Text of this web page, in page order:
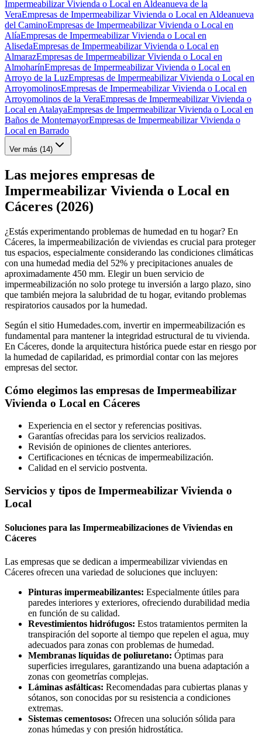
Impermeabilizar Vivienda o Local en Aldeanueva de la
VeraEmpresas de Impermeabilizar Vivienda o Local en Aldeanueva
del CaminoEmpresas de Impermeabilizar Vivienda o Local en
AlíaEmpresas de Impermeabilizar Vivienda o Local en
AlisedaEmpresas de Impermeabilizar Vivienda o Local en
AlmarazEmpresas de Impermeabilizar Vivienda o Local en
AlmoharínEmpresas de Impermeabilizar Vivienda o Local en
Arroyo de la LuzEmpresas de Impermeabilizar Vivienda o Local en
ArroyomolinosEmpresas de Impermeabilizar Vivienda o Local en
Arroyomolinos de la VeraEmpresas de Impermeabilizar Vivienda o
Local en AtalayaEmpresas de Impermeabilizar Vivienda o Local en
Baños de MontemayorEmpresas de Impermeabilizar Vivienda o
Local en Barrado
Ver más (14)
Las mejores empresas de
Impermeabilizar Vivienda o Local en
Cáceres (2026)
¿Estás experimentando problemas de humedad en tu hogar? En
Cáceres, la impermeabilización de viviendas es crucial para proteger
tus espacios, especialmente considerando las condiciones climáticas
con una humedad media del 52% y precipitaciones anuales de
aproximadamente 450 mm. Elegir un buen servicio de
impermeabilización no solo protege tu inversión a largo plazo, sino
que también mejora la salubridad de tu hogar, evitando problemas
respiratorios causados por la humedad.
Según el sitio Humedades.com, invertir en impermeabilización es
fundamental para mantener la integridad estructural de tu vivienda.
En Cáceres, donde la arquitectura histórica puede estar en riesgo por
la humedad de capilaridad, es primordial contar con las mejores
empresas del sector.
Cómo elegimos las empresas de Impermeabilizar
Vivienda o Local en Cáceres
Experiencia en el sector y referencias positivas.
Garantías ofrecidas para los servicios realizados.
Revisión de opiniones de clientes anteriores.
Certificaciones en técnicas de impermeabilización.
Calidad en el servicio postventa.
Servicios y tipos de Impermeabilizar Vivienda o
Local
Soluciones para las Impermeabilizaciones de Viviendas en
Cáceres
Las empresas que se dedican a impermeabilizar viviendas en
Cáceres ofrecen una variedad de soluciones que incluyen:
Pinturas impermeabilizantes: Especialmente útiles para
paredes interiores y exteriores, ofreciendo durabilidad media
en función de su calidad.
Revestimientos hidrófugos: Estos tratamientos permiten la
transpiración del soporte al tiempo que repelen el agua, muy
adecuados para zonas con problemas de humedad.
Membranas líquidas de poliuretano: Óptimas para
superficies irregulares, garantizando una buena adaptación a
zonas con geometrías complejas.
Láminas asfálticas: Recomendadas para cubiertas planas y
sótanos, son conocidas por su resistencia a condiciones
extremas.
Sistemas cementosos: Ofrecen una solución sólida para
zonas húmedas y con presión hidrostática.